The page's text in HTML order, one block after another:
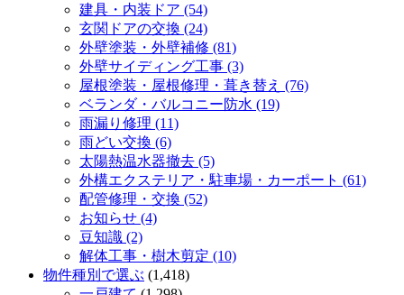
建具・内装ドア (54)
玄関ドアの交換 (24)
外壁塗装・外壁補修 (81)
外壁サイディング工事 (3)
屋根塗装・屋根修理・葺き替え (76)
ベランダ・バルコニー防水 (19)
雨漏り修理 (11)
雨どい交換 (6)
太陽熱温水器撤去 (5)
外構エクステリア・駐車場・カーポート (61)
配管修理・交換 (52)
お知らせ (4)
豆知識 (2)
解体工事・樹木剪定 (10)
物件種別で選ぶ (1,418)